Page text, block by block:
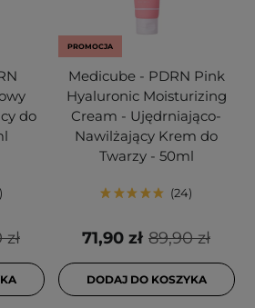
do
PROMOCJA
Medicube - PDRN Pink
Hyaluronic Moisturizing
Cream - Ujędrniająco-
Nawilżający Krem do
Twarzy - 50ml
24
89,90 zł
71,90 zł
DODAJ DO KOSZYKA